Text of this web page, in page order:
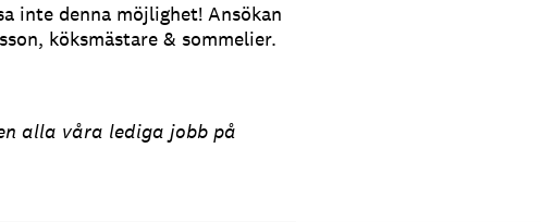
inte denna möjlighet! Ansökan
köksmästare & sommelier.
alla våra lediga jobb på